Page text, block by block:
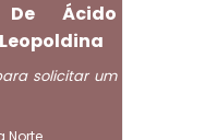
Ácido
solicitar um
Norte